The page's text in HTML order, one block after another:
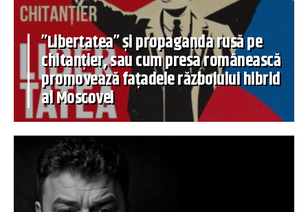
”Libertatea” și propaganda rusă pe
chitanțier, sau cum presa românească
promovează fațadele războiului hibrid
al Moscovei